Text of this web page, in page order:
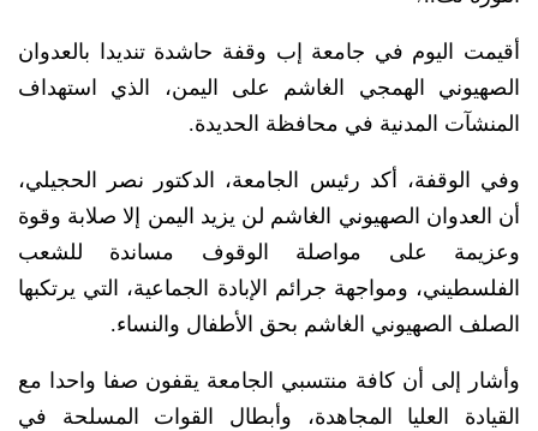
أقيمت اليوم في جامعة إب وقفة حاشدة تنديدا بالعدوان
الصهيوني الهمجي الغاشم على اليمن، الذي استهداف
المنشآت المدنية في محافظة الحديدة.
وفي الوقفة، أكد رئيس الجامعة، الدكتور نصر الحجيلي،
أن العدوان الصهيوني الغاشم لن يزيد اليمن إلا صلابة وقوة
وعزيمة على مواصلة الوقوف مساندة للشعب
الفلسطيني، ومواجهة جرائم الإبادة الجماعية، التي يرتكبها
الصلف الصهيوني الغاشم بحق الأطفال والنساء.
وأشار إلى أن كافة منتسبي الجامعة يقفون صفا واحدا مع
القيادة العليا المجاهدة، وأبطال القوات المسلحة في